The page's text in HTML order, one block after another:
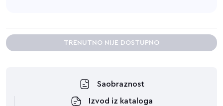
TRENUTNO NIJE DOSTUPNO
Saobraznost
Izvod iz kataloga